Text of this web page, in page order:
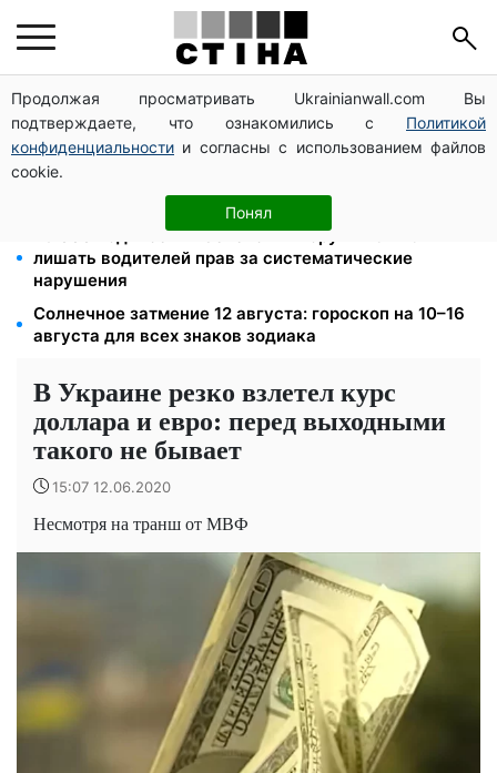
Продолжая просматривать Ukrainianwall.com Вы
подтверждаете, что ознакомились с Политикой
конфиденциальности и согласны с использованием файлов
cookie.
Понял
Затмение 12 августа: астролог Базиленко дала
гороскоп на 3–9 августа для всех знаков зодиака
Новый знак на центральной улице: водителям
грузовиков запретили остановку — штраф до 680
26 000 подписей — Зеленский поручил СНБО
лишать водителей прав за систематические
нарушения
Солнечное затмение 12 августа: гороскоп на 10–16
августа для всех знаков зодиака
В Украине резко взлетел курс
доллара и евро: перед выходными
такого не бывает
15:07 12.06.2020
Несмотря на транш от МВФ